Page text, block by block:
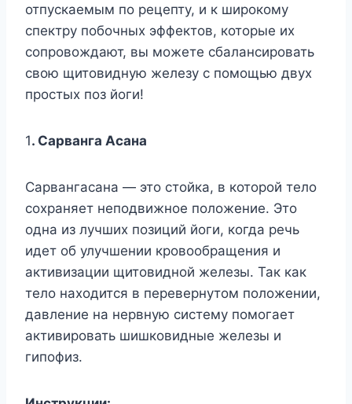
отпускаемым по рецепту, и к широкому
спектру побочных эффектов, которые их
сопровождают, вы можете сбалансировать
свою щитовидную железу с помощью двух
простых поз йоги!
1. Сарванга Асана
Сарвангасана — это стойка, в которой тело
сохраняет неподвижное положение. Это
одна из лучших позиций йоги, когда речь
идет об улучшении кровообращения и
активизации щитовидной железы. Так как
тело находится в перевернутом положении,
давление на нервную систему помогает
активировать шишковидные железы и
гипофиз.